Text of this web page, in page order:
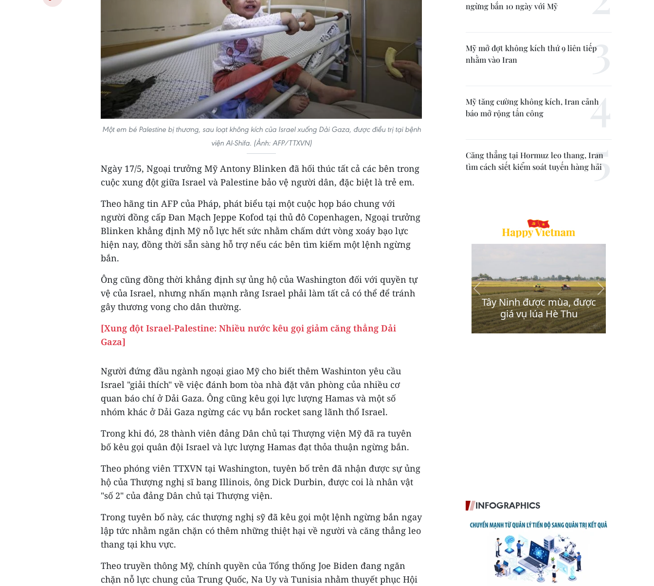
Một em bé Palestine bị thương, sau loạt không kích của Israel xuống Dải Gaza, được điều trị tại bệnh
viện Al-Shifa. (Ảnh: AFP/TTXVN)
Ngày 17/5, Ngoại trưởng Mỹ Antony Blinken đã hối thúc tất cả các bên trong
cuộc xung đột giữa Israel và Palestine bảo vệ người dân, đặc biệt là trẻ em.
Theo hãng tin AFP của Pháp, phát biểu tại một cuộc họp báo chung với
người đồng cấp Đan Mạch Jeppe Kofod tại thủ đô Copenhagen, Ngoại trưởng
Blinken khẳng định Mỹ nỗ lực hết sức nhằm chấm dứt vòng xoáy bạo lực
hiện nay, đồng thời sẵn sàng hỗ trợ nếu các bên tìm kiếm một lệnh ngừng
bắn.
Ông cũng đồng thời khẳng định sự ủng hộ của Washington đối với quyền tự
vệ của Israel, nhưng nhấn mạnh rằng Israel phải làm tất cả có thể để tránh
gây thương vong cho dân thường.
[Xung đột Israel-Palestine: Nhiều nước kêu gọi giảm căng thẳng Dải
Gaza]
Người đứng đầu ngành ngoại giao Mỹ cho biết thêm Washinton yêu cầu
Israel "giải thích" về việc đánh bom tòa nhà đặt văn phòng của nhiều cơ
quan báo chí ở Dải Gaza. Ông cũng kêu gọi lực lượng Hamas và một số
nhóm khác ở Dải Gaza ngừng các vụ bắn rocket sang lãnh thổ Israel.
Trong khi đó, 28 thành viên đảng Dân chủ tại Thượng viện Mỹ đã ra tuyên
bố kêu gọi quân đội Israel và lực lượng Hamas đạt thỏa thuận ngừng bắn.
Theo phóng viên TTXVN tại Washington, tuyên bố trên đã nhận được sự ủng
hộ của Thượng nghị sĩ bang Illinois, ông Dick Durbin, được coi là nhân vật
"số 2" của đảng Dân chủ tại Thượng viện.
Trong tuyên bố này, các thượng nghị sỹ đã kêu gọi một lệnh ngừng bắn ngay
lập tức nhằm ngăn chặn có thêm những thiệt hại về người và căng thẳng leo
thang tại khu vực.
Theo truyền thông Mỹ, chính quyền của Tổng thống Joe Biden đang ngăn
chặn nỗ lực chung của Trung Quốc, Na Uy và Tunisia nhằm thuyết phục Hội
ngừng bắn 10 ngày với Mỹ
Mỹ mở đợt không kích thứ 9 liên tiếp
nhằm vào Iran
Mỹ tăng cường không kích, Iran cảnh
báo mở rộng tấn công
Căng thẳng tại Hormuz leo thang, Iran
tìm cách siết kiểm soát tuyến hàng hải
INFOGRAPHICS